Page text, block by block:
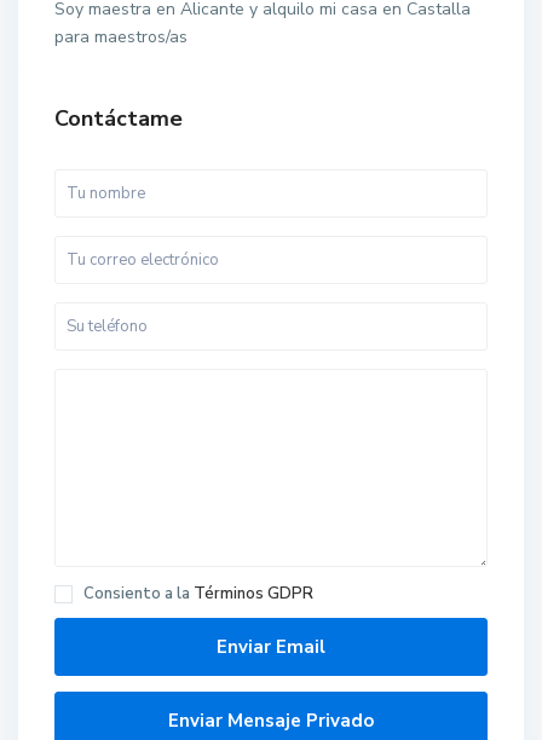
Soy maestra en Alicante y alquilo mi casa en Castalla
para maestros/as
Contáctame
Consiento a la Términos GDPR